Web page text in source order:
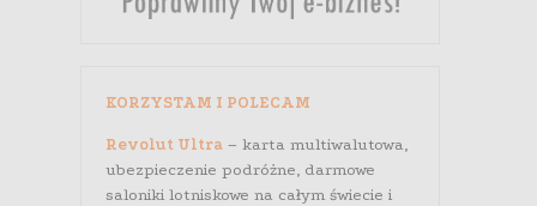
KORZYSTAM I POLECAM
Revolut Ultra– karta multiwalutowa,
ubezpieczenie podróżne, darmowe
saloniki lotniskowe na całym świecie i